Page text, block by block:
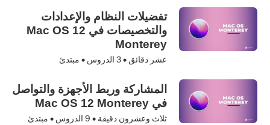
تفضيلات النظام والإعدادات
والتخصيصات في Mac OS 12
Monterey
عشر دقائق •3 الدروس • مبتدئ
المشاركة وربط الأجهزة والتواصل
في Mac OS 12 Monterey
ثلاث وعشرون دقيقة • 9 الدروس • مبتدئ